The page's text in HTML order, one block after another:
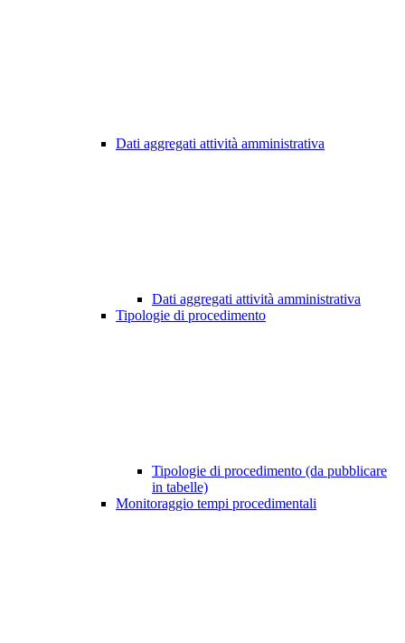
Dati aggregati attività amministrativa
Dati aggregati attività amministrativa
Tipologie di procedimento
Tipologie di procedimento (da pubblicare
in tabelle)
Monitoraggio tempi procedimentali